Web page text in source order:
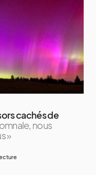
cachés de
nous
»